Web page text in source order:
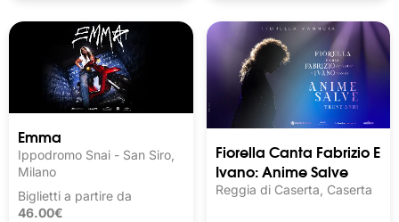
Emma
Ippodromo Snai - San Siro,
Milano
Biglietti a partire da
46.00€
Fiorella Canta Fabrizio E
Ivano: Anime Salve
Reggia di Caserta, Caserta